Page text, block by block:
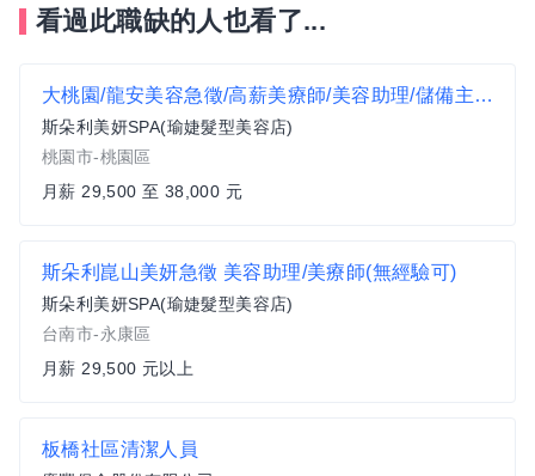
看過此職缺的人也看了...
大桃園/龍安美容急徵/高薪美療師/美容助理/儲備主管
斯朵利美妍SPA(瑜婕髮型美容店)
桃園市-桃園區
月薪 29,500 至 38,000 元
斯朵利崑山美妍急徵 美容助理/美療師(無經驗可)
斯朵利美妍SPA(瑜婕髮型美容店)
台南市-永康區
月薪 29,500 元以上
板橋社區清潔人員